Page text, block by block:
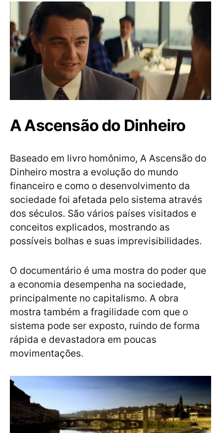
A Ascensão do Dinheiro
Baseado em livro homônimo, A Ascensão do
Dinheiro mostra a evolução do mundo
financeiro e como o desenvolvimento da
sociedade foi afetada pelo sistema através
dos séculos. São vários países visitados e
conceitos explicados, mostrando as
possíveis bolhas e suas imprevisibilidades.
O documentário é uma mostra do poder que
a economia desempenha na sociedade,
principalmente no capitalismo. A obra
mostra também a fragilidade com que o
sistema pode ser exposto, ruindo de forma
rápida e devastadora em poucas
movimentações.